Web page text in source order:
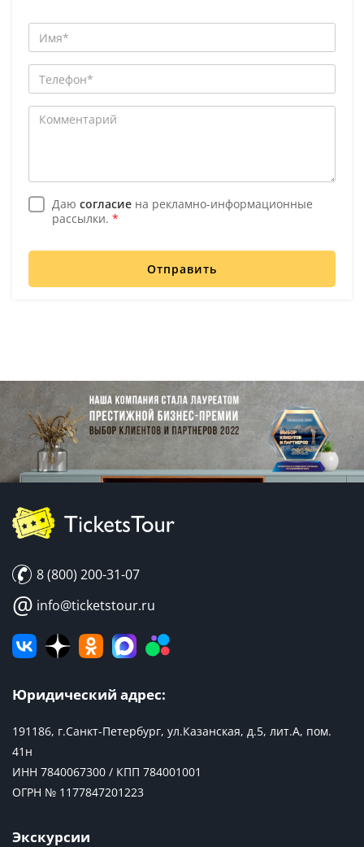
Даю согласие на рекламно-информационные
рассылки. *
Отправить
8 (800) 200-31-07
@ info@ticketstour.ru
Юридический адрес:
191186, г.Санкт-Петербург, ул.Казанская, д.5, лит.А, пом.
41н
ИНН 7840067300 / КПП 784001001
ОГРН № 1177847201223
Экскурсии